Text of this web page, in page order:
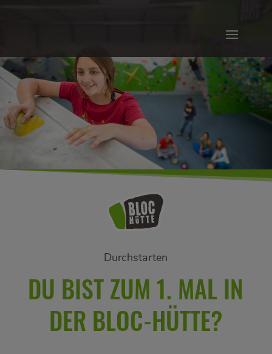
Durchstarten
DU BIST ZUM 1. MAL IN
DER BLOC-HÜTTE?